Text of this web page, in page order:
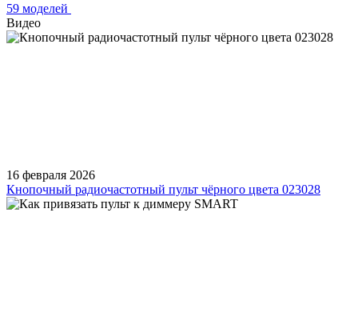
59 моделей
Видео
16 февраля 2026
Кнопочный радиочастотный пульт чёрного цвета 023028